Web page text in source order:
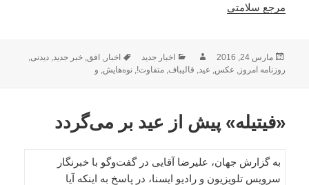
مرجع سلامتی
ارسال
شده
مارس 24, 2016 نویسندهدسته‌ها
اخبار جدید برچسب‌ها
اخبار, افق,خبر جدید,دیدنی,
روزنامه امروز, عکس, عید, قالیباف,متفاوت!,نوه‌هایش, و
«فیتیله» پیش از عید بر می‌گردد
به گزارش جهان، علیرضا آقایی در گفت‌وگو با خبرنگار
سرویس تلویزیون و رادیو ایسنا، در پاسخ به اینکه آیا